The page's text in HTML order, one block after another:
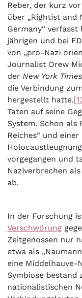
Reber, der kurz
über „Rightist and
Germany“
jährigen und bei
von „pro-Nazi
Journalist Drew
der New York Times
die Verbindung
hergestellt hatte.
Taten auf seine
System. Schon als
Reiches“ und
vorgegangen und
Naziverbrechen
ab.
In der Forschung
Verschwörung
Zeitgenossen nur
etwa als
eine Middelhauve-
Symbiose bestand
nationalistischen